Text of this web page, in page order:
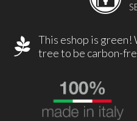
This eshop is green!
tree to be carbon-